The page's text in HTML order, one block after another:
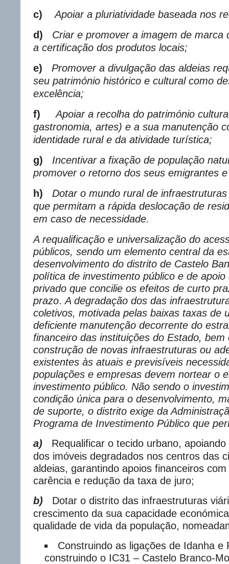
c)Apoiar a pluriatividade baseada nos
d) Criar e promover a imagem de marca
a certificação dos produtos locais;
e) Promover a divulgação das aldeias
seu património histórico e cultural como
excelência;
f)Apoiar a recolha do património
gastronomia, artes) e a sua manutenção
identidade rural e da atividade turística;
g) Incentivar a fixação de população
promover o retorno dos seus emigrantes
h) Dotar o mundo rural de
que permitam a rápida deslocação de
em caso de necessidade.
A requalificação e universalização do
públicos, sendo um elemento central da
desenvolvimento do distrito de Castelo
política de investimento público e de
privado que concilie os efeitos de curto
prazo.A degradação dos das
coletivos, motivada pelas baixas taxas de
deficiente manutenção decorrente do
financeiro das instituições do Estado, bem
construção de novas infraestruturas ou
existentes às atuais e previsíveis
populações e empresas devem nortear o
investimento público. Não sendo o
condição única para o desenvolvimento,
de suporte, o distrito exige da
Programa de Investimento Público que
a) Requalificar o tecido urbano,
dos imóveis degradados nos centros das
aldeias, garantindo apoios financeiros
carência e redução da taxa de juro;
b) Dotar o distrito das infraestruturas
crescimento da sua capacidade
qualidade de vida da população,
Construindo as ligações de Idanha
construindo o IC31 – Castelo Branco-